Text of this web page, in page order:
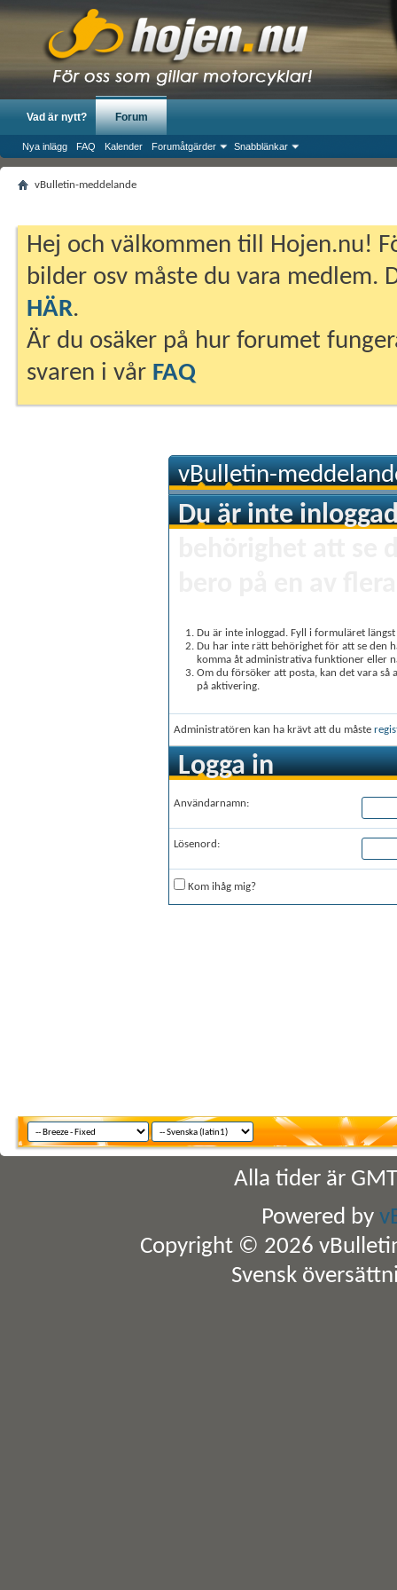
Vad är nytt? Forum
Nya inlägg FAQ Kalender Forumåtgärder Snabblänkar
vBulletin-meddelande
Hej och välkommen till Hojen.nu!
bilder osv måste du vara medlem.
HÄR.
Är du osäker på hur forumet
svaren i vår FAQ
vBulletin-
Du är inte
Du är inte inloggad. Fyll i formuläret
Du har inte rätt behörighet för att se den
komma åt administrativa funktioner eller
Om du försöker att posta, kan det vara
på aktivering.
Administratören kan ha krävt att du måste
Logga in
Användarnamn:
Lösenord:
Kom ihåg mig?
Alla tider är
Powered by
Copyright © 2026
Svensk